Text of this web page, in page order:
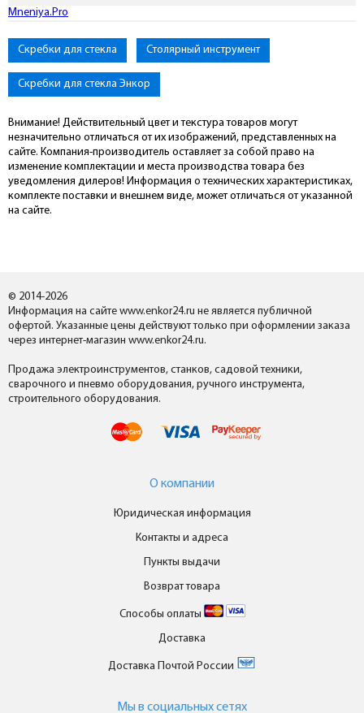
Mneniya.Pro
Скребки для стекла Столярный инструмент
Скребки для стекла Энкор
Внимание! Действительный цвет и текстура товаров могут
незначительно отличаться от их изображений, представленных на
сайте. Компания-производитель оставляет за собой право на
изменение комплектации и места производства товара без
уведомления дилеров! Информация о технических характеристиках,
комплекте поставки и внешнем виде, может отличаться от указанной
на сайте.
© 2014-2026
Информация на сайте www.enkor24.ru не является публичной
офертой. Указанные цены действуют только при оформлении заказа
через интернет-магазин www.enkor24.ru.
Продажа электроинструментов, станков, садовой техники,
сварочного и пневмо оборудования, ручного инструмента,
строительного оборудования.
О компании
Юридическая информация
Контакты и адреса
Пункты выдачи
Возврат товара
Способы оплаты
Доставка
Доставка Почтой России
Мы в cоциальных сетях